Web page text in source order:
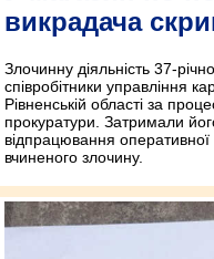
викрадача
Злочинну діяльність 37-
співробітники управління
Рівненській області за
прокуратури. Затримали
відпрацювання оперативної
вчиненого злочину.